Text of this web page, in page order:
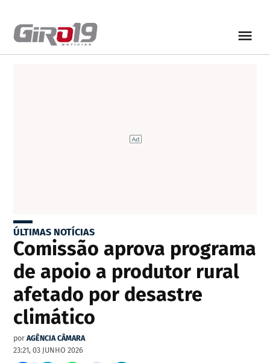
ÚLTIMAS NOTÍCIAS
Comissão aprova programa
de apoio a produtor rural
afetado por desastre
climático
por AGÊNCIA CÂMARA
23:21, 03 JUNHO 2026